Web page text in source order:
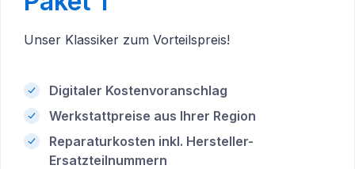
Unser Klassiker zum Vorteilspreis!
Digitaler Kostenvoranschlag
Werkstattpreise aus Ihrer Region
Reparaturkosten inkl. Hersteller-
Ersatzteilnummern